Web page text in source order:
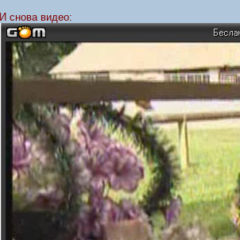
И снова видео: